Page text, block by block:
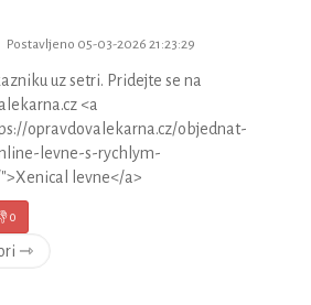
Postavljeno 05-03-2026 21:23:29
uz setri. Pridejte se na
<a
opravdovalekarna.cz/objednat-
levne-s-rychlym-
levne</a>
0
⇾